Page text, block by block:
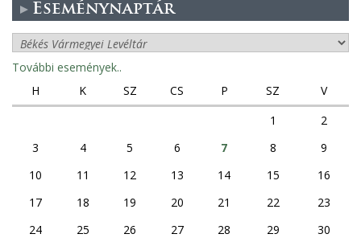
Eseménynaptár
További események..
H
K SZ CS P SZ
V
1
2
3
4 5 6 7 8
9
10
11 12 13 14 15
16
17
18 19 20 21 22
23
24
25 26 27 28 29
30